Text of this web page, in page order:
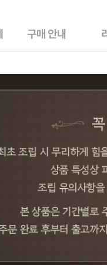
구매 안내